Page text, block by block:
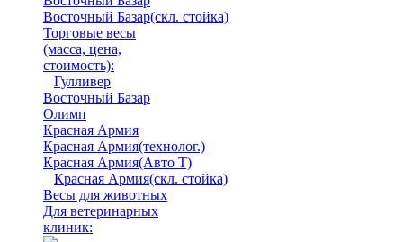
Восточный Базар(скл. стойка)
Торговые весы
(масса, цена,
стоимость):
Гулливер
Восточный Базар
Олимп
Красная Армия
Красная Армия(технолог.)
Красная Армия(Авто Т)
Красная Армия(скл. стойка)
Весы для животных
Для ветеринарных
клиник: